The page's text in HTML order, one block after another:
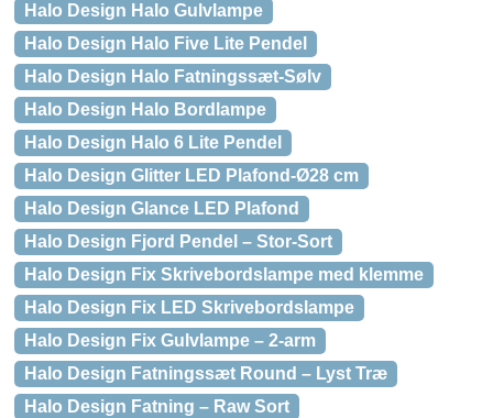
Halo Design Halo Gulvlampe
Halo Design Halo Five Lite Pendel
Halo Design Halo Fatningssæt-Sølv
Halo Design Halo Bordlampe
Halo Design Halo 6 Lite Pendel
Halo Design Glitter LED Plafond-Ø28 cm
Halo Design Glance LED Plafond
Halo Design Fjord Pendel – Stor-Sort
Halo Design Fix Skrivebordslampe med klemme
Halo Design Fix LED Skrivebordslampe
Halo Design Fix Gulvlampe – 2-arm
Halo Design Fatningssæt Round – Lyst Træ
Halo Design Fatning – Raw Sort